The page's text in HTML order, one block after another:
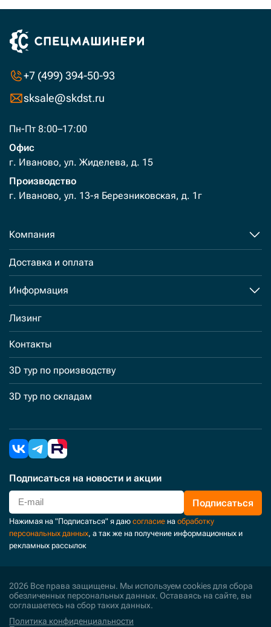
+7 (499) 394-50-93
sksale@skdst.ru
Пн-Пт 8:00–17:00
Офис
г. Иваново, ул. Жиделева, д. 15
Производство
г. Иваново, ул. 13-я Березниковская, д. 1г
Компания
Доставка и оплата
Информация
Лизинг
Контакты
3D тур по производству
3D тур по складам
Подписаться на новости и акции
Подписаться
Нажимая на "Подписаться" я даю согласие на обработку
персональных данных, а так же на получение информационных и
рекламных рассылок
2026 Все права защищены. Мы используем cookies для сбора
обезличенных персональных данных. Оставаясь на сайте, вы
соглашаетесь на сбор таких данных.
Политика конфиденциальности